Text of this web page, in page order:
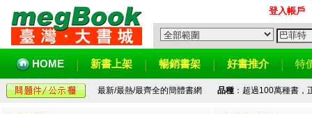
登入帳戶
HOME 新書上架 暢銷書架 好書推介 特
最新/最熱/最齊全的簡體書網 品種：超過100萬種書，